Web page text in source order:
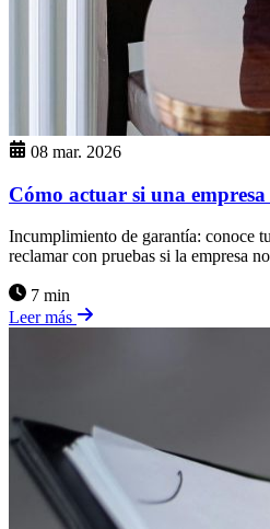
08 mar. 2026
Cómo actuar si una
Incumplimiento de garantía: conoce
reclamar con pruebas si la empresa
7 min
Leer más